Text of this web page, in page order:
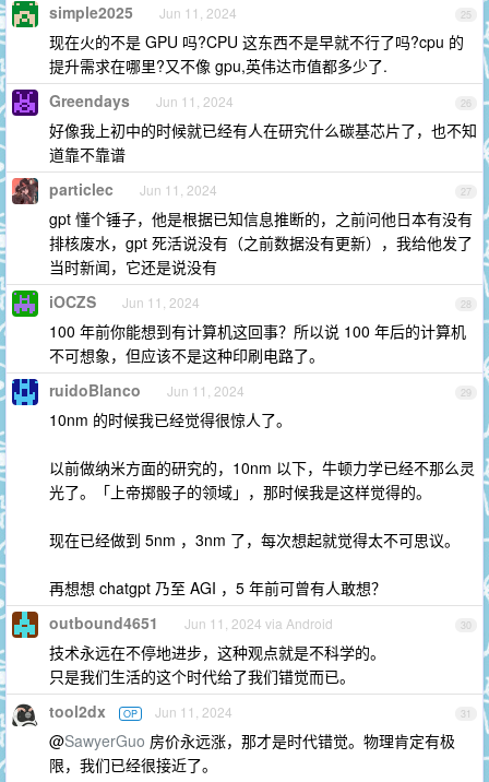
25
simple2025 Jun 11, 2024
现在火的不是 GPU 吗?CPU 这东西不是早就不行了吗?cpu 的
提升需求在哪里?又不像 gpu,英伟达市值都多少了.
26
Greendays Jun 11, 2024
好像我上初中的时候就已经有人在研究什么碳基芯片了，也不知
道靠不靠谱
27
particlec Jun 11, 2024
gpt 懂个锤子，他是根据已知信息推断的，之前问他日本有没有
排核废水，gpt 死活说没有（之前数据没有更新），我给他发了
当时新闻，它还是说没有
28
iOCZS Jun 11, 2024
100 年前你能想到有计算机这回事？所以说 100 年后的计算机
不可想象，但应该不是这种印刷电路了。
29
ruidoBlanco Jun 11, 2024
10nm 的时候我已经觉得很惊人了。
以前做纳米方面的研究的，10nm 以下，牛顿力学已经不那么灵
光了。「上帝掷骰子的领域」，那时候我是这样觉得的。
现在已经做到 5nm ，3nm 了，每次想起就觉得太不可思议。
再想想 chatgpt 乃至 AGI ，5 年前可曾有人敢想？
30
outbound4651 Jun 11, 2024 via Android
技术永远在不停地进步，这种观点就是不科学的。
只是我们生活的这个时代给了我们错觉而已。
31
tool2dx OP Jun 11, 2024
@SawyerGuo 房价永远涨，那才是时代错觉。物理肯定有极
限，我们已经很接近了。